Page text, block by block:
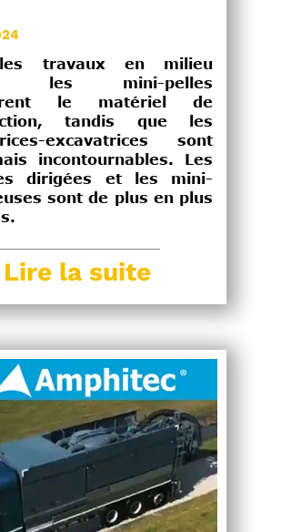
travaux en milieu
les mini-pelles
le matériel de
tandis que les
excavatrices sont
incontournables. Les
dirigées et les mini-
sont de plus en plus
Lire la suite